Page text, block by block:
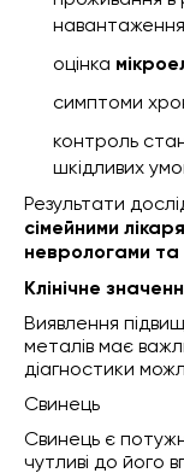
оцінка
симптоми
контроль
шкідливих
Результати
сімейними
неврологами та
Клінічне
Виявлення
металів має
діагностики
Свинець
Свинець є
чутливі до його